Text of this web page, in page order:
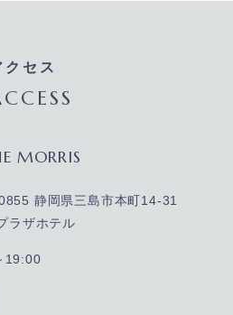
クセス
MORRIS
静岡県三島市本町14-31
ラザホテル
19:00